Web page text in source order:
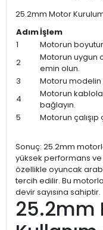
25.2mm Motor
Adımİşlem
1
Motorun
2
Motorun uygun
emin olun.
3
Motoru modelin
4
Motorun
bağlayın.
5
Motorun çalışıp
Sonuç: 25.2mm
yüksek performans
özellikle oyuncak
tercih edilir. Bu
devir sayısına sahiptir.
25.2mm